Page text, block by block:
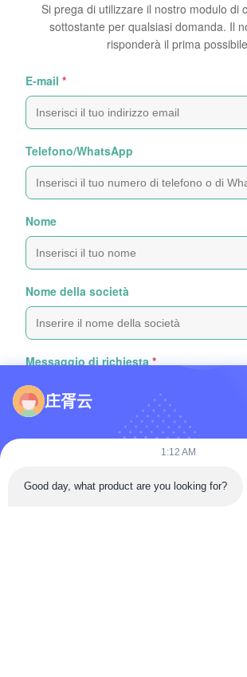
Si prega di utilizzare il nostro modulo di
sottostante per qualsiasi domanda. Il
risponderà il prima
E-mail *
Telefono/WhatsApp
Nome
Nome della società
Messaggio di richiesta *
Attachare file
庄胥云
1:12 AM
Good day, what product are you looking for?